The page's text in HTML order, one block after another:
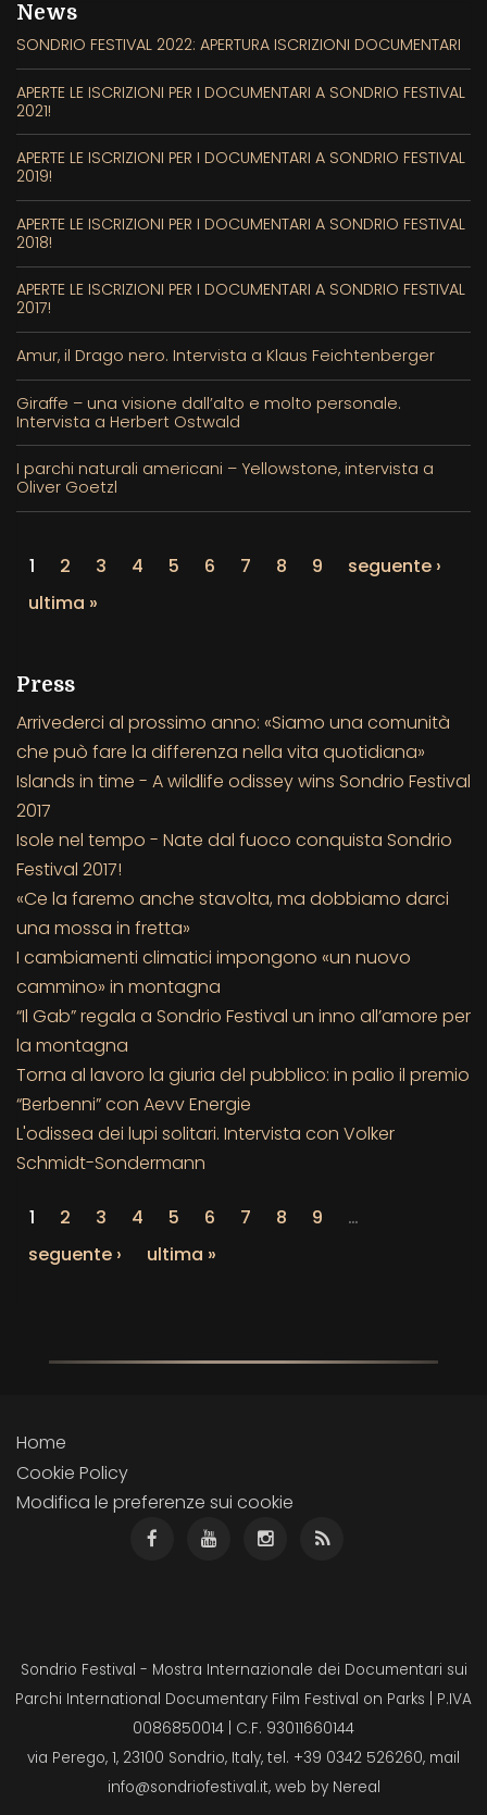
News
SONDRIO FESTIVAL 2022: APERTURA ISCRIZIONI DOCUMENTARI
APERTE LE ISCRIZIONI PER I DOCUMENTARI A SONDRIO FESTIVAL
2021!
APERTE LE ISCRIZIONI PER I DOCUMENTARI A SONDRIO FESTIVAL
2019!
APERTE LE ISCRIZIONI PER I DOCUMENTARI A SONDRIO FESTIVAL
2018!
APERTE LE ISCRIZIONI PER I DOCUMENTARI A SONDRIO FESTIVAL
2017!
Amur, il Drago nero. Intervista a Klaus Feichtenberger
Giraffe – una visione dall’alto e molto personale.
Intervista a Herbert Ostwald
I parchi naturali americani – Yellowstone, intervista a
Oliver Goetzl
1 2 3 4 5 6 7 8 9
seguente ›
ultima »
Press
Arrivederci al prossimo anno: «Siamo una comunità
che può fare la differenza nella vita quotidiana»
Islands in time - A wildlife odissey wins Sondrio Festival
2017
Isole nel tempo - Nate dal fuoco conquista Sondrio
Festival 2017!
«Ce la faremo anche stavolta, ma dobbiamo darci
una mossa in fretta»
I cambiamenti climatici impongono «un nuovo
cammino» in montagna
“Il Gab” regala a Sondrio Festival un inno all’amore per
la montagna
Torna al lavoro la giuria del pubblico: in palio il premio
“Berbenni” con Aevv Energie
L'odissea dei lupi solitari. Intervista con Volker
Schmidt-Sondermann
1 2 3 4 5 6 7 8 9
…
seguente ›
ultima »
Home
Cookie Policy
Modifica le preferenze sui cookie
Sondrio Festival - Mostra Internazionale dei Documentari sui
Parchi International Documentary Film Festival on Parks | P.IVA
0086850014 | C.F. 93011660144
via Perego, 1, 23100 Sondrio, Italy, tel. +39 0342 526260, mail
info@sondriofestival.it, web by Nereal